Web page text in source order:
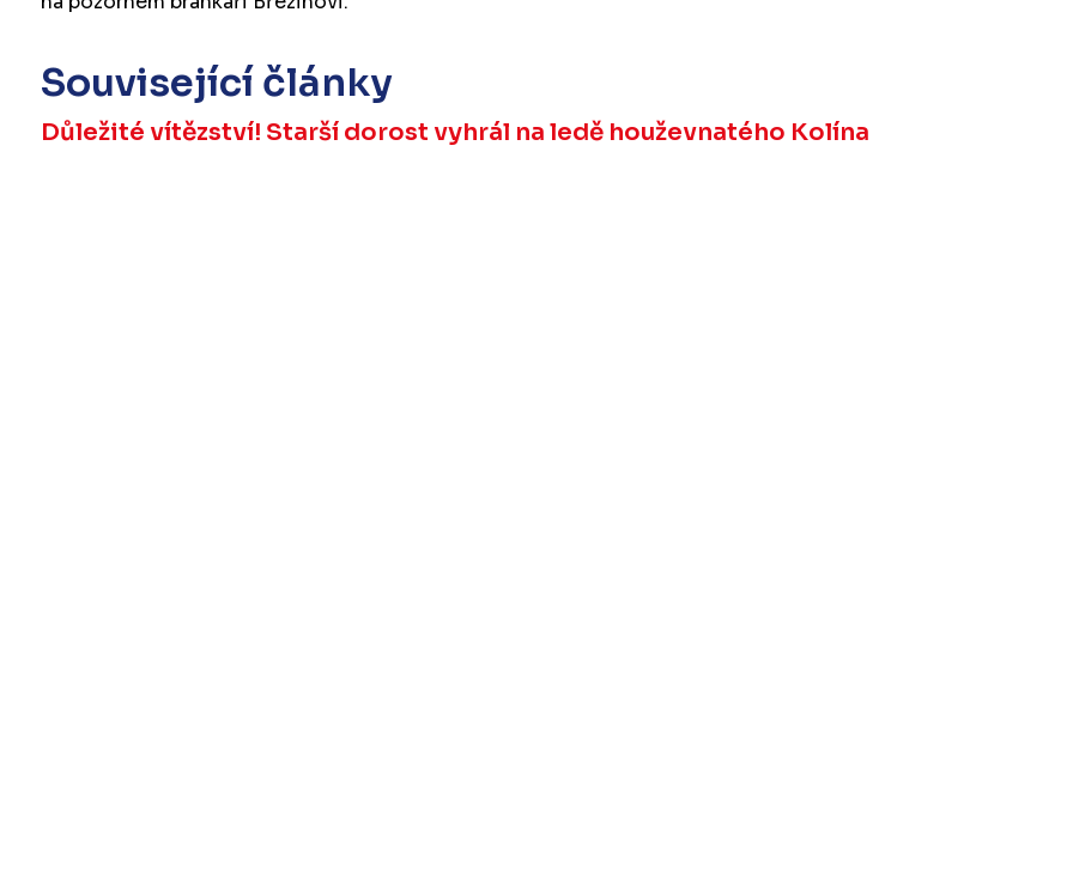
Související články
Důležité vítězství! Starší dorost vyhrál na ledě houževnatého Kolína